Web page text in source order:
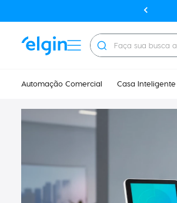
Faça sua busca aqui
Automação Comercial Casa Inteligente